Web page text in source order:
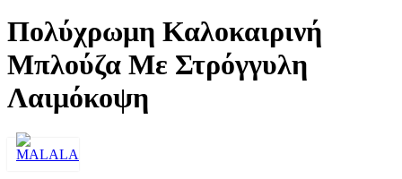
Πολύχρωμη Καλοκαιρινή
Μπλούζα Με Στρόγγυλη
Λαιμόκοψη